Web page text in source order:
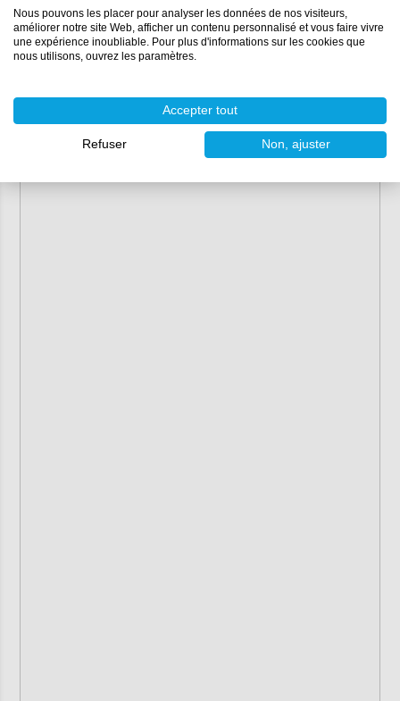
Nous pouvons les placer pour analyser les données de nos visiteurs,
améliorer notre site Web, afficher un contenu personnalisé et vous faire vivre
une expérience inoubliable. Pour plus d'informations sur les cookies que
nous utilisons, ouvrez les paramètres.
Accepter tout
Refuser Non, ajuster